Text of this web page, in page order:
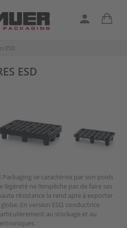
ESD
ESD
Packaging se caractérise par son poids
ne l’empêche pas de faire ses
résistance la rend apte à exporter
En version ESD, conductrice
au stockage et au